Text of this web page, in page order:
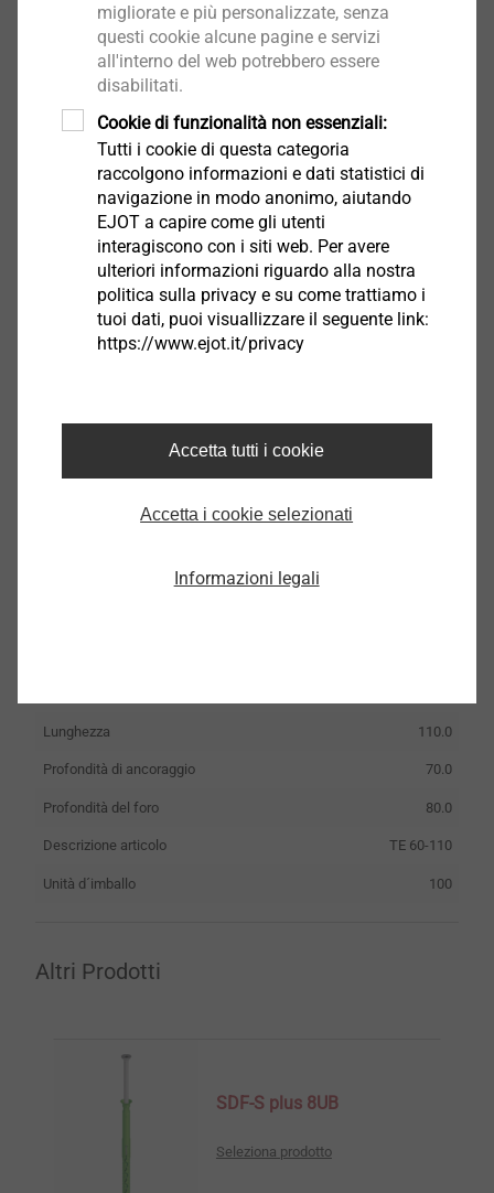
DIN 18151: 0,75 kN
Per carichi di progetto, fare riferimento ai fattori di sicurezza
previsti dalle normative nazionali. Si prega di consultare la
Download
Italiano
Inglese
Ancoraggi ETICS | Prodotti | Divisione Edilizia |
EJOT Italy
Lunghezza 110.0
Profondità di ancoraggio 70.0
Profondità del foro 80.0
Descrizione articolo TE 60-110
Unità d´imballo 100
Altri Prodotti
SDF-S plus 8UB
Seleziona prodotto
migliorate e più personalizzate, senza
questi cookie alcune pagine e servizi
all'interno del web potrebbero essere
disabilitati.
Cookie di funzionalità non essenziali:
Tutti i cookie di questa categoria
raccolgono informazioni e dati statistici di
navigazione in modo anonimo, aiutando
EJOT a capire come gli utenti
interagiscono con i siti web. Per avere
ulteriori informazioni riguardo alla nostra
politica sulla privacy e su come trattiamo i
tuoi dati, puoi visuallizzare il seguente link:
https://www.ejot.it/privacy
Accetta tutti i cookie
Accetta i cookie selezionati
Informazioni legali